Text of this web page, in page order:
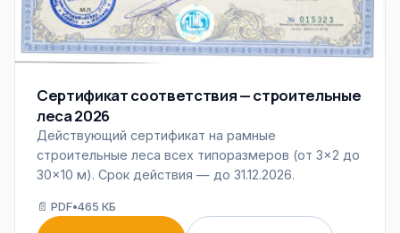
Сертификат соответствия — строительные
леса 2026
Действующий сертификат на рамные
строительные леса всех типоразмеров (от 3×2 до
30×10 м). Срок действия — до 31.12.2026.
📄 PDF•465 КБ